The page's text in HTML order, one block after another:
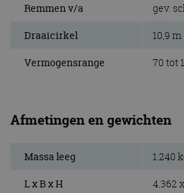
Remmen v/a gev.
Draaicirkel 10,9 m
Vermogensrange 70 tot
Afmetingen en gewichten
Massa leeg 1.240
L x B x H 4.362